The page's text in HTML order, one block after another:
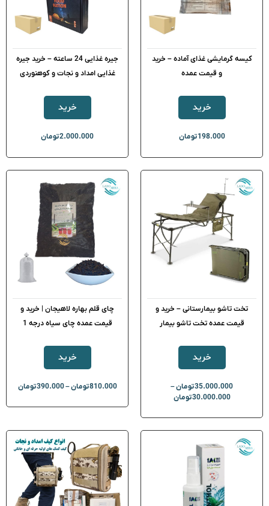
کیسه گرمایشی غذای آماده – خرید
و قیمت عمده
خرید
198.000تومان
جیره غذایی 24 ساعته – خرید جیره
غذایی امداد و نجات و کوهنوردی
خرید
2.000.000تومان
تخت تاشو بیمارستانی – خرید و
قیمت عمده تخت تاشو بیمار
خرید
35.000.000تومان–
30.000.000تومان
چای قلم بهاره لاهیجان | خرید و
قیمت عمده چای سیاه درجه 1
خرید
810.000تومان–
390.000تومان